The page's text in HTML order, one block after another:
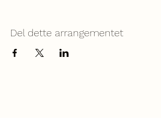
Del dette arrangementet